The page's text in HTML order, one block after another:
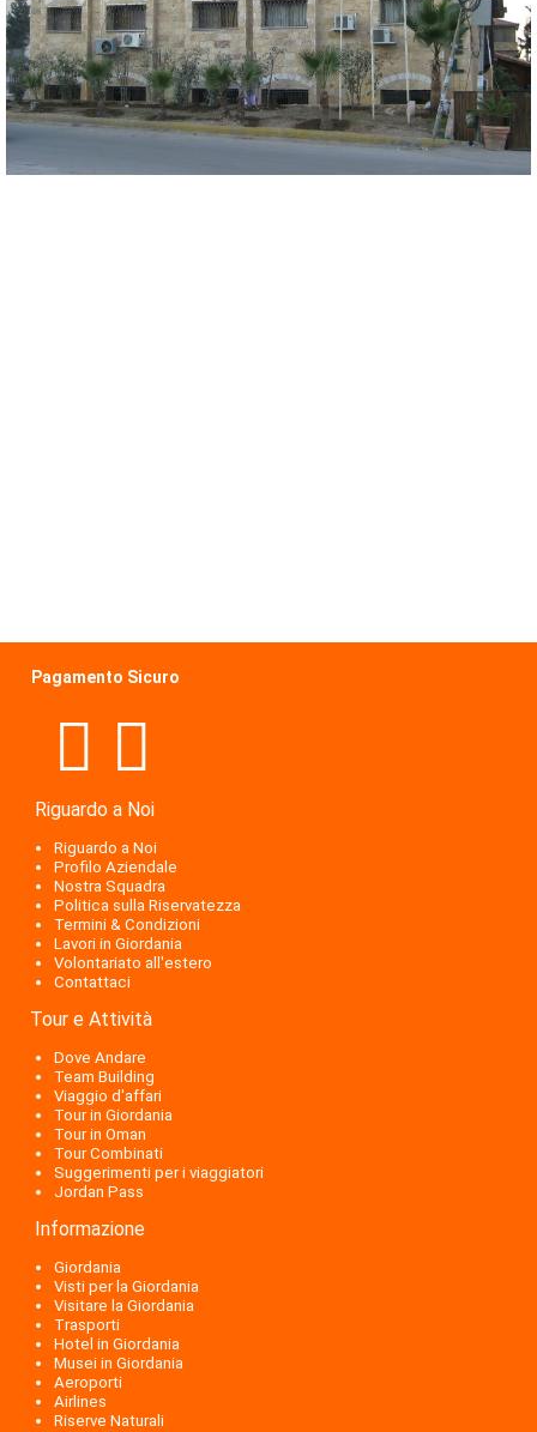
Pagamento Sicuro
Riguardo a Noi
Riguardo a Noi
Profilo Aziendale
Nostra Squadra
Politica sulla Riservatezza
Termini & Condizioni
Lavori in Giordania
Volontariato all'estero
Contattaci
Tour e Attività
Dove Andare
Team Building
Viaggio d'affari
Tour in Giordania
Tour in Oman
Tour Combinati
Suggerimenti per i viaggiatori
Jordan Pass
Informazione
Giordania
Visti per la Giordania
Visitare la Giordania
Trasporti
Hotel in Giordania
Musei in Giordania
Aeroporti
Airlines
Riserve Naturali